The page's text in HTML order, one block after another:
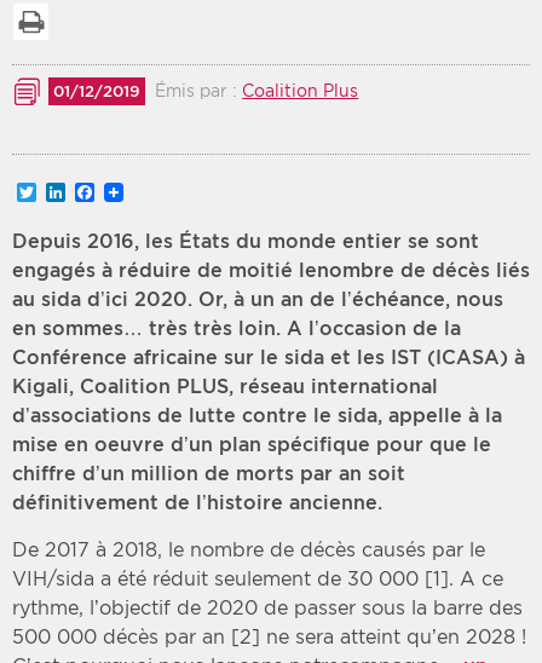
01/12/2019 Émis par : Coalition Plus
TwitterLinkedInFacebook
Depuis 2016, les États du monde entier se sont
engagés à réduire de moitié lenombre de décès liés
au sida d’ici 2020. Or, à un an de l’échéance, nous
en sommes… très très loin. A l’occasion de la
Conférence africaine sur le sida et les IST (ICASA) à
Kigali, Coalition PLUS, réseau international
d’associations de lutte contre le sida, appelle à la
mise en oeuvre d’un plan spécifique pour que le
chiffre d’un million de morts par an soit
définitivement de l’histoire ancienne.
De 2017 à 2018, le nombre de décès causés par le
VIH/sida a été réduit seulement de 30 000 [1]. A ce
rythme, l’objectif de 2020 de passer sous la barre des
500 000 décès par an [2] ne sera atteint qu’en 2028 !